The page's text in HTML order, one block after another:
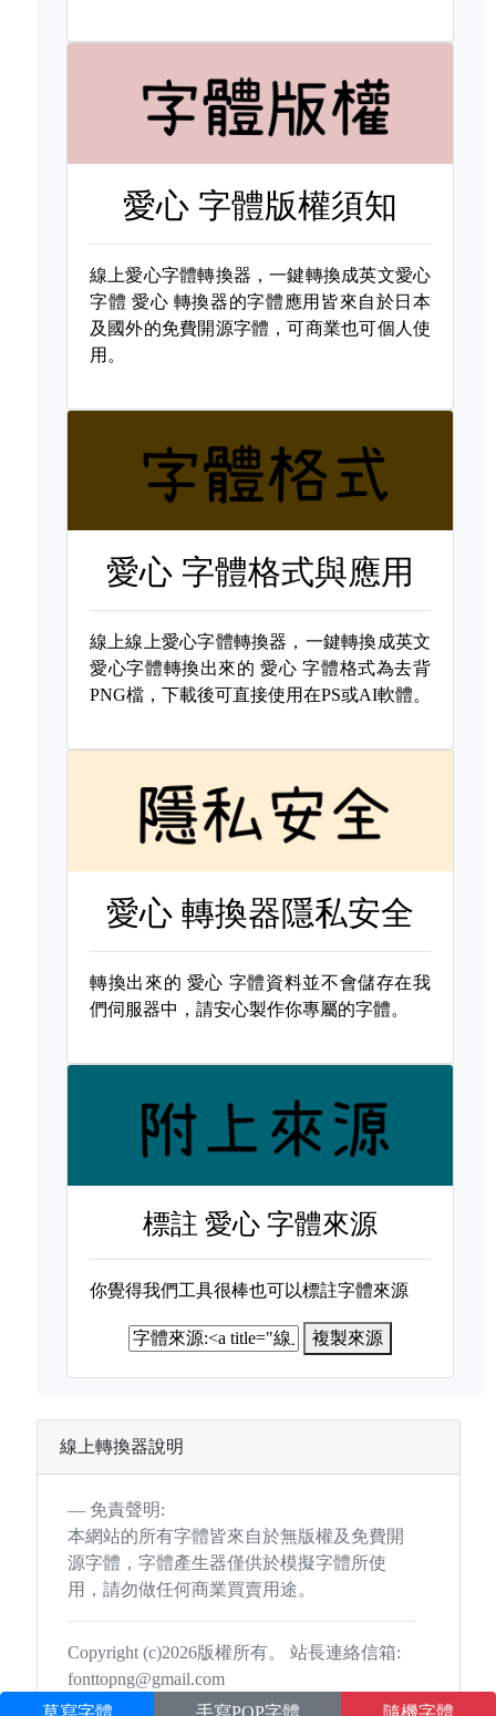
愛心 字體版權須知
線上愛心字體轉換器，一鍵轉換成英文愛心
字體 愛心 轉換器的字體應用皆來自於日本
及國外的免費開源字體，可商業也可個人使
用。
愛心 字體格式與應用
線上線上愛心字體轉換器，一鍵轉換成英文
愛心字體轉換出來的愛心 字體格式為去背
PNG檔，下載後可直接使用在PS或AI軟體。
愛心 轉換器隱私安全
轉換出來的 愛心 字體資料並不會儲存在我
們伺服器中，請安心製作你專屬的字體。
標註愛心 字體來源
你覺得我們工具很棒也可以標註字體來源
複製來源
線上轉換器說明
免責聲明:
本網站的所有字體皆來自於無版權及免費開
源字體，字體產生器僅供於模擬字體所使
用，請勿做任何商業買賣用途。
Copyright (c)2026版權所有。 站長連絡信箱:
fonttopng@gmail.com
草寫字體
手寫POP字體 隨機字體